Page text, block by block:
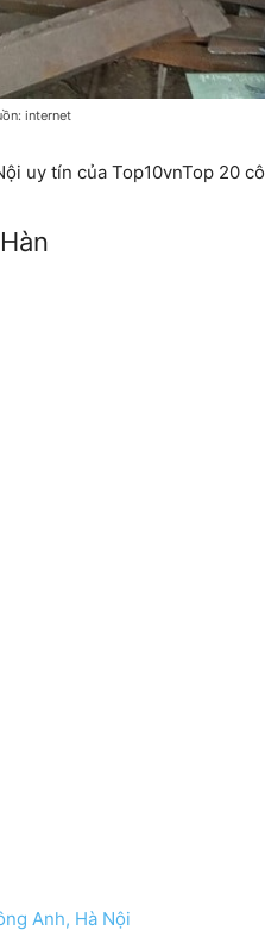
internet
uy tín của Top10vnTop 20
Anh, Hà Nội